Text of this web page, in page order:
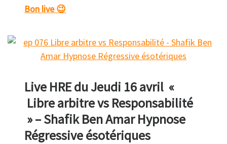
Bon live 😉
Live HRE du Jeudi 16 avril «
Libre arbitre vs Responsabilité
» – Shafik Ben Amar Hypnose
Régressive ésotériques